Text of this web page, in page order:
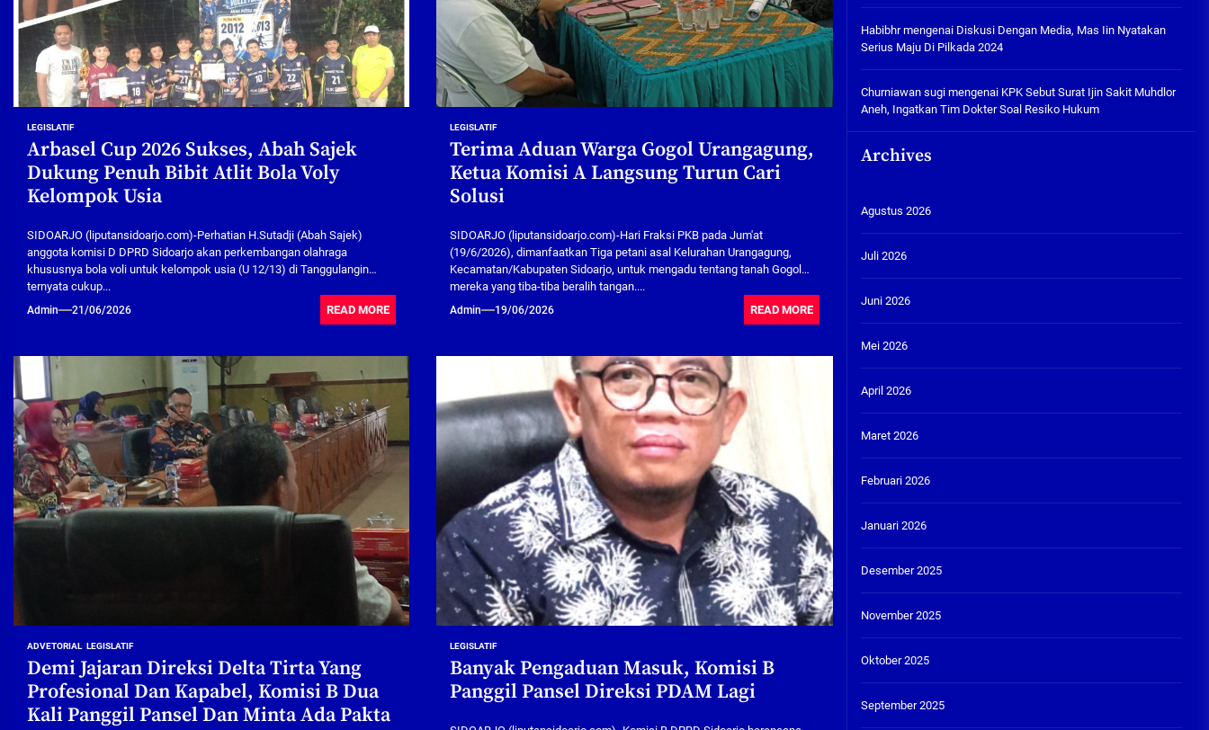
LEGISLATIF
Arbasel Cup 2026 Sukses, Abah Sajek
Dukung Penuh Bibit Atlit Bola Voly
Kelompok Usia
SIDOARJO (liputansidoarjo.com)-Perhatian H.Sutadji (Abah Sajek)
anggota komisi D DPRD Sidoarjo akan perkembangan olahraga
khususnya bola voli untuk kelompok usia (U 12/13) di Tanggulangin
ternyata cukup...
Admin 21/06/2026 READ MORE
LEGISLATIF
Terima Aduan Warga Gogol Urangagung,
Ketua Komisi A Langsung Turun Cari
Solusi
SIDOARJO (liputansidoarjo.com)-Hari Fraksi PKB pada Jum'at
(19/6/2026), dimanfaatkan Tiga petani asal Kelurahan Urangagung,
Kecamatan/Kabupaten Sidoarjo, untuk mengadu tentang tanah Gogol
mereka yang tiba-tiba beralih tangan....
Admin 19/06/2026 READ MORE
ADVETORIAL LEGISLATIF
Demi Jajaran Direksi Delta Tirta Yang
Profesional Dan Kapabel, Komisi B Dua
Kali Panggil Pansel Dan Minta Ada Pakta
LEGISLATIF
Banyak Pengaduan Masuk, Komisi B
Panggil Pansel Direksi PDAM Lagi
Habibhrmengenai Diskusi Dengan Media, Mas Iin Nyatakan
Serius Maju Di Pilkada 2024
Churniawan sugimengenai KPK Sebut Surat Ijin Sakit Muhdlor
Aneh, Ingatkan Tim Dokter Soal Resiko Hukum
Archives
Agustus 2026
Juli 2026
Juni 2026
Mei 2026
April 2026
Maret 2026
Februari 2026
Januari 2026
Desember 2025
November 2025
Oktober 2025
September 2025